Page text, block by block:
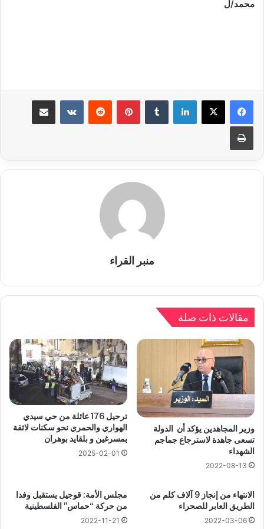
محمد/ل
لينكدإن بينتيريست
طباعة
منبر القراء
مقالات ذات صلة
وزير المجاهدين يؤكد أن الدولة
تسعى جاهدة لاسترجاع جماجم
الشهداء
2022-08-13
ترحيل 176 عائلة من حي سيدي
الهواري والحمري نحو سكنات لائقة
بمسرغين و بلقايد بوهران
2025-02-01
الانتهاء من إنجاز 9 آلاف كلم من
الطريق العابر للصحراء
2022-03-06
مجلس الأمة: قوجيل يستقبل وفدا
من حركة “حماس” الفلسطينية
2022-11-21